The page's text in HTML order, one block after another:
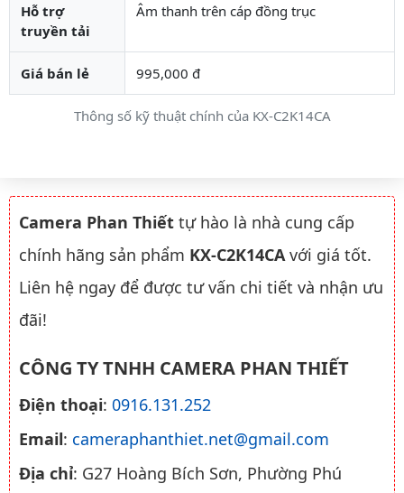
Thông số kỹ thuật chính của KX-C2K14CA
Hỗ trợ
truyền tải
Âm thanh trên cáp đồng trục
Giá bán lẻ 995,000 đ
Camera Phan Thiết tự hào là nhà cung cấp
chính hãng sản phẩm KX-C2K14CA với giá tốt.
Liên hệ ngay để được tư vấn chi tiết và nhận ưu
đãi!
CÔNG TY TNHH CAMERA PHAN THIẾT
Điện thoại: 0916.131.252
Email: cameraphanthiet.net@gmail.com
Địa chỉ: G27 Hoàng Bích Sơn, Phường Phú